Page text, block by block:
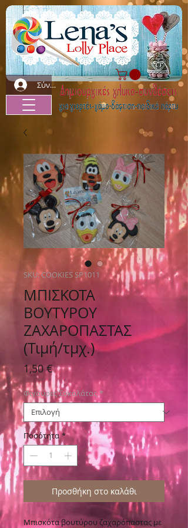
Σύνδεση
SKU: COOKIES SP1011
ΜΠΙΣΚΟΤΑ
ΒΟΥΤΥΡΟΥ
ΖΑΧΑΡΟΠΑΣΤΑΣ
(Τιμή/τμχ.)
1,50 €Τιμή
Φιγούρες Σοκολάτας *
Ποσότητα *
Προσθήκη στο καλάθι
Μπισκότα βουτύρου ζαχαρόπαστας με